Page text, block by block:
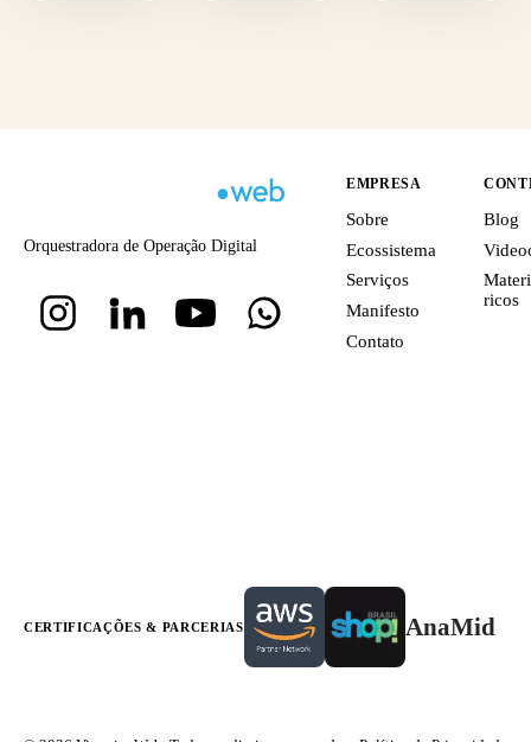
Orquestradora de Operação Digital
EMPRESA
Sobre
Ecossistema
Serviços
Manifesto
Contato
Blog
ricos
CERTIFICAÇÕES & PARCERIAS AnaMid